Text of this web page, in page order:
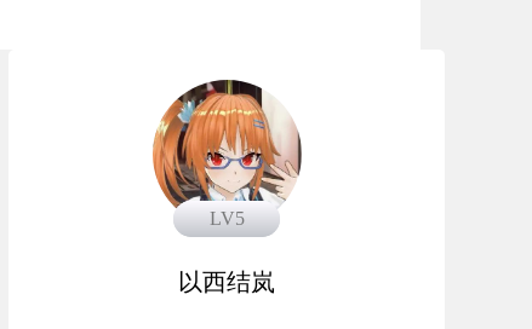
LV5
LV5
以西结岚